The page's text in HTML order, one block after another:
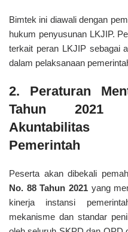
Bimtek ini diawali dengan
hukum penyusunan LKJIP.
terkait peran LKJIP sebagai
dalam pelaksanaan
2. Peraturan
Tahun 2021
Akuntabilitas
Pemerintah
Peserta akan dibekali
No. 88 Tahun 2021yang
kinerja instansi
mekanisme dan standar